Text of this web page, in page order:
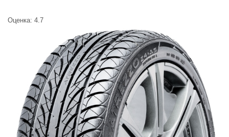
Оценка: 4.7